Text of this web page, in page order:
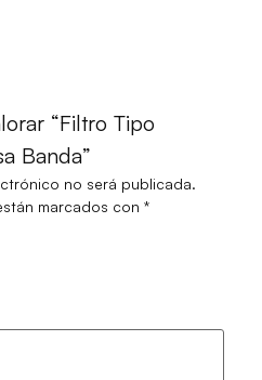
“Filtro Tipo
Banda”
no será publicada.
marcados con *